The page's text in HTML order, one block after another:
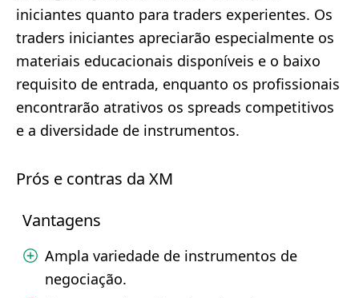
iniciantes quanto para traders experientes. Os
traders iniciantes apreciarão especialmente os
materiais educacionais disponíveis e o baixo
requisito de entrada, enquanto os profissionais
encontrarão atrativos os spreads competitivos
e a diversidade de instrumentos.
Prós e contras da XM
Vantagens
Ampla variedade de instrumentos de
negociação.